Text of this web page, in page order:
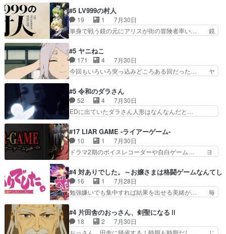
てコミティアっていいなあ。同… コミティア参加
のしおりを徹夜で作る先生(… お母さん、娘にあ
んな漫画描かれたら泣いち…
歳まで童貞だと魔法使いになれるという… こっち
の諏訪の三大将もまたクセが強いw色… 頼重が完
全にブレーンだよね毎回敵キャラが… 弧次郎「欲
を我慢して強くなれるなら大飯食… 変化球な演出
ていただきました！最終的に… この高らかなDT
宣言、合田一人に通じるも… この作品は近年稀に
見るおっさんキャラの充…
#5 LV999の村人
19 1
7月30日
単身で戦う鏡の元にアリスが街の冒険者率い… 鏡
なががんばってくれたアリスの父ちゃん… 成長限
界が999である村人と定めた上位存… 大規模バト
ルシーンなのに会話してばっかり… やっぱり勇者
より強かったか笑統率力LV9… 普通の人間の親子
組みか‥Lv200帯の… そのために役割を超越する
者の出現させるた… アリスのお陰で他の勇者達も
共闘してくれ魔…
#5 ヤニねこ
171 4
7月30日
今回もいろいろ突っ込みどころある回だった… ヤ
ちゃんの恋愛話をしたり、タバコを生産… ここう
っすら思ったことズバリ言ってくれて… おかし
い、さわやかだ 世話好きの陰に支配… ヤクねこ
のクワガタ取りの話見て切なくなっ… 普段は選別
れww唐突な作画力の正… なんか今日はかなり一
瞬で終わっちまったっ… 先週と比べてまだまとも
に見えた。4話は過…
#5 令和のダラさん
52 4
7月30日
EDに出ていたダラさん人形はなんなんだと…
惨な過去がきっちり現代に継承されている… ダラ
さんと姉弟の母との出会いの話やはりダ… ダラさ
んの過去話も佳境…げに恐ろしいは人… 第５話感
想：２人の過剰な貢ぎ物?の礼とし… 第５話感
系列が4話と入れ替わってるのね… こんなデカイ
のどうやって運ぶんだよ！？姉… ダラさん、人型
形態にもなれるんか!?w髪…
#17 LIAR GAME -ライアーゲーム-
10 1
7月30日
ドラマ2期のボイスレコーダーや自白ゲーム… ヨ
国の奴らも馬鹿が多いが、夜の国も同じ… ご視聴
ありがとうございました来週もよろし… 握った◯
治郎（中の人的に）仲間であるプレ… ヨコヤの頭
の回転の速さと人間の心理を利用… 夜の国のヨコ
で夜の国の独裁支配を強化、… やはりヨコヤいい
ですね。昼の国が勝てる流… 役で出演いたしまし
#4 対ありでした。～お嬢さまは格闘ゲームなんてし
16 1
7月28日
勉強嫌いでも集中すれば結果を出せる美緒が… 毎
なゲームも相手が強すぎるとやる気無く… テー
マ：テスト勉強と大会感想は、美緒がテ… すげー
ーーーーーーーー良い……。女性声優… 深夜の格
#4 片田舎のおっさん、剣聖になるⅡ
18 2
7月30日
おっさん、田舎に帰省する！時期も時期だし… じ